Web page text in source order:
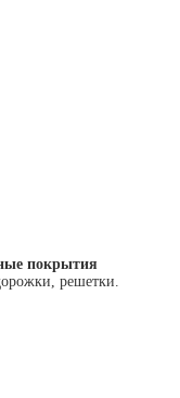
покрытия
решетки.